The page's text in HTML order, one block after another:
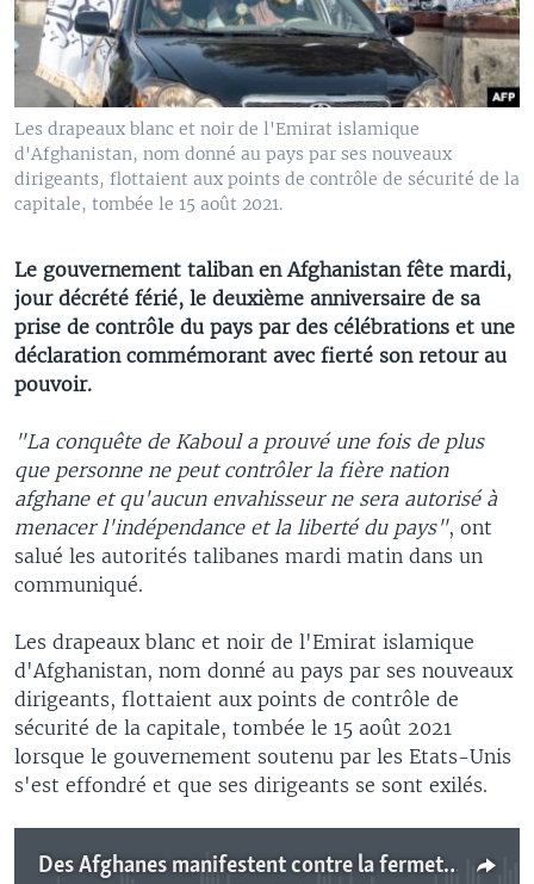
Les drapeaux blanc et noir de l'Emirat islamique
d'Afghanistan, nom donné au pays par ses nouveaux
dirigeants, flottaient aux points de contrôle de sécurité de la
capitale, tombée le 15 août 2021.
Le gouvernement taliban en Afghanistan fête mardi,
jour décrété férié, le deuxième anniversaire de sa
prise de contrôle du pays par des célébrations et une
déclaration commémorant avec fierté son retour au
pouvoir.
"La conquête de Kaboul a prouvé une fois de plus
que personne ne peut contrôler la fière nation
afghane et qu'aucun envahisseur ne sera autorisé à
menacer l'indépendance et la liberté du pays", ont
salué les autorités talibanes mardi matin dans un
communiqué.
Les drapeaux blanc et noir de l'Emirat islamique
d'Afghanistan, nom donné au pays par ses nouveaux
dirigeants, flottaient aux points de contrôle de
sécurité de la capitale, tombée le 15 août 2021
lorsque le gouvernement soutenu par les Etats-Unis
s'est effondré et que ses dirigeants se sont exilés.
Des Afghanes manifestent contre la fermeture des salons de beauté